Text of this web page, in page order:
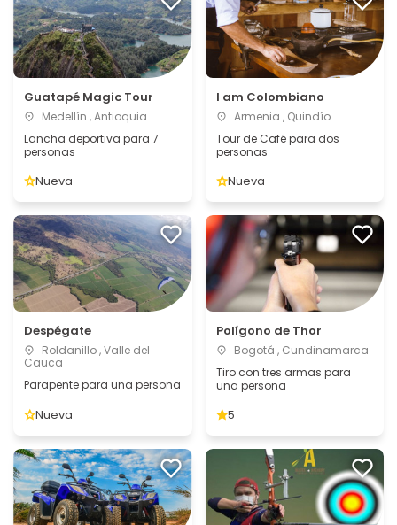
Guatapé Magic Tour
Medellín , Antioquia
Lancha deportiva para 7
personas
Nueva
I am Colombiano
Armenia , Quindío
Tour de Café para dos
personas
Nueva
Despégate
Roldanillo , Valle del
Cauca
Parapente para una persona
Nueva
Polígono de Thor
Bogotá , Cundinamarca
Tiro con tres armas para
una persona
5